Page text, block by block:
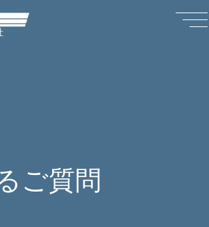
ご質問